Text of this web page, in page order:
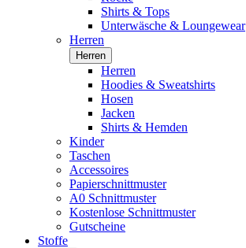
Shirts & Tops
Unterwäsche & Loungewear
Herren
Herren
Herren
Hoodies & Sweatshirts
Hosen
Jacken
Shirts & Hemden
Kinder
Taschen
Accessoires
Papierschnittmuster
A0 Schnittmuster
Kostenlose Schnittmuster
Gutscheine
Stoffe